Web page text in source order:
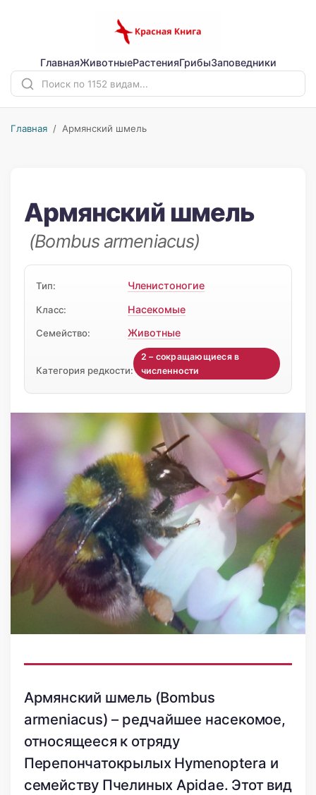
ГлавнаяЖивотныеРастенияГрибыЗаповедники
Главная / Армянский шмель
Армянский шмель
(Bombus armeniacus)
Тип: Членистоногие
Класс: Насекомые
Семейство: Животные
Категория редкости:
2 – сокращающиеся в
численности
Армянский шмель (Bombus
armeniacus) – редчайшее насекомое,
относящееся к отряду
Перепончатокрылых Hymenoptera и
семейству Пчелиных Apidae. Этот вид